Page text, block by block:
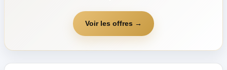
Voir les offres →